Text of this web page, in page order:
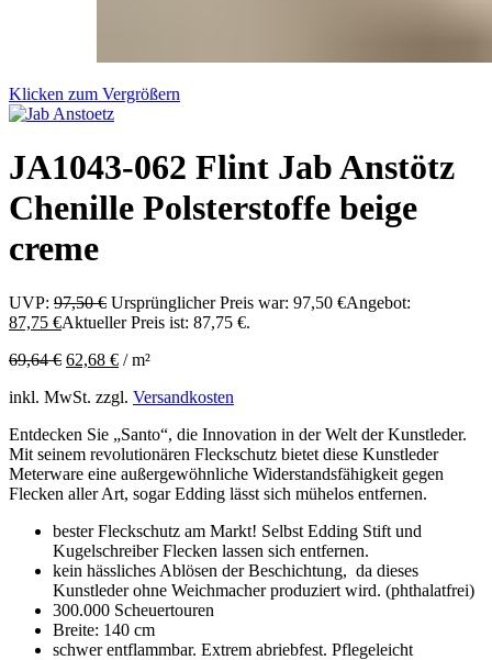
Klicken zum Vergrößern
JA1043-062 Flint Jab Anstötz
Chenille Polsterstoffe beige
creme
UVP: 97,50€ Ursprünglicher Preis war: 97,50 €Angebot:
87,75 €Aktueller Preis ist: 87,75 €.
69,64€ 62,68 € /m²
inkl. MwSt. zzgl. Versandkosten
Entdecken Sie „Santo“, die Innovation in der Welt der Kunstleder.
Mit seinem revolutionären Fleckschutz bietet diese Kunstleder
Meterware eine außergewöhnliche Widerstandsfähigkeit gegen
Flecken aller Art, sogar Edding lässt sich mühelos entfernen.
bester Fleckschutz am Markt! Selbst Edding Stift und
Kugelschreiber Flecken lassen sich entfernen.
kein hässliches Ablösen der Beschichtung, da dieses
Kunstleder ohne Weichmacher produziert wird. (phthalatfrei)
300.000 Scheuertouren
Breite: 140 cm
schwer entflammbar. Extrem abriebfest. Pflegeleicht